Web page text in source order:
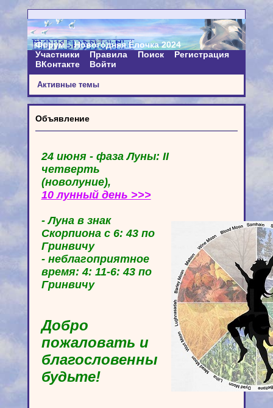
Форум
Новогодняя Ёлочка 2024
Участники
Правила Поиск
Регистрация
ВКонтакте
Войти
Активные темы
Объявление
24 июня - фаза Луны: II
четверть
(новолуние),
10 лунный день >>>
- Луна в знак
Скорпиона с 6: 43 по
Гринвичу
- неблагоприятное
время: 4: 11-6: 43 по
Гринвичу
Добро
пожаловать и
благословенны
будьте!